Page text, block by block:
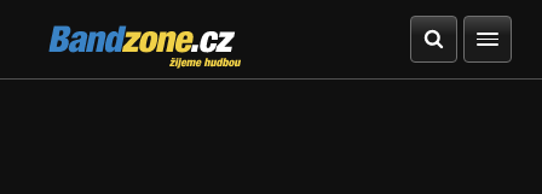
Bandzone.cz
žijeme hudbou